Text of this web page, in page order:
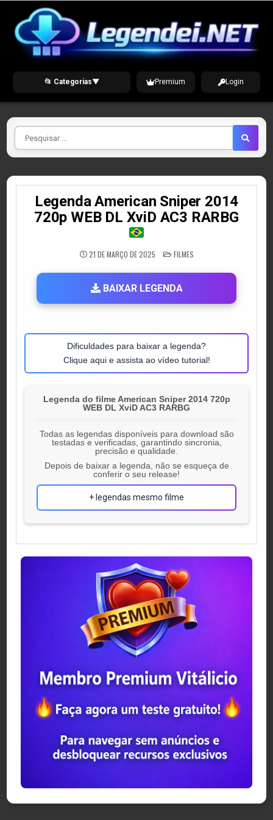
content
📂 Categorias▼ Premium Login
Pesquisar
por
Legenda American Sniper 2014
720p WEB DL XviD AC3 RARBG
21 DE MARÇO DE 2025 POSTED
IN
FILMES
BAIXAR LEGENDA
Dificuldades para baixar a legenda?
Clique aqui e assista ao vídeo tutorial!
Legenda do filme American Sniper 2014 720p
WEB DL XviD AC3 RARBG
Todas as legendas disponíveis para download são
testadas e verificadas, garantindo sincronia,
precisão e qualidade.
Depois de baixar a legenda, não se esqueça de
conferir o seu release!
+ legendas mesmo filme